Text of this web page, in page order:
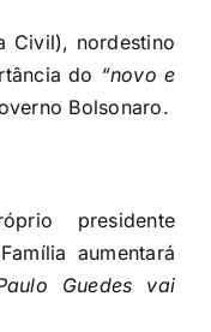
Civil), nordestino
do “novo e
Bolsonaro.
presidente
aumentará
Guedes vai